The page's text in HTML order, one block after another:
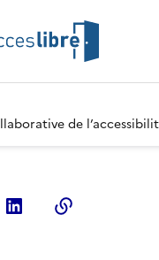
de
(anciennement Twitter)
Linkedin